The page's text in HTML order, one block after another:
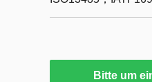
Bitte um